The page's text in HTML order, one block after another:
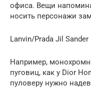
офиса. Вещи
носить персонажи
Lanvin/Prada Jil Sander
Например,
пуговиц, как у Dior
пуловеру нужно